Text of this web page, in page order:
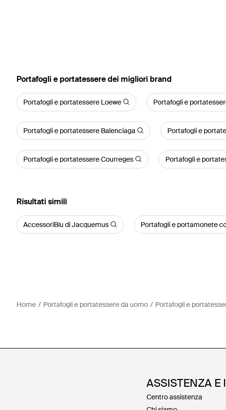
‪Portafogli e portatessere‬ dei migliori brand
Portafogli e portatessere Loewe Portafogli e
Portafogli e portatessere Balenciaga Portafogli e
Portafogli e portatessere Courreges Portafogli e
Risultati simili
AccessoriBlu di Jacquemus Portafogli e portamonete
Home Portafogli e portatessere da uomo Portafogli e
ASSISTENZA E
Centro assistenza